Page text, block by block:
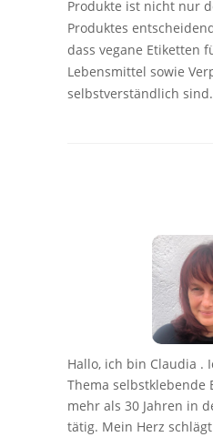
Produkte ist nicht nur
Produktes
dass vegane Etiketten
Lebensmittel sowie
selbstverständlich
Hallo, ich bin Claudia .
Thema selbstklebende
mehr als 30 Jahren in
tätig. Mein Herz